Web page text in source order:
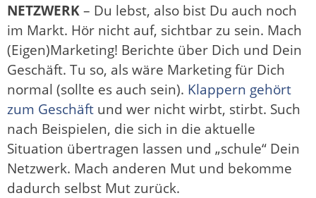
NETZWERK– Du lebst, also bist Du auch noch
im Markt. Hör nicht auf, sichtbar zu sein. Mach
(Eigen)Marketing! Berichte über Dich und Dein
Geschäft. Tu so, als wäre Marketing für Dich
normal (sollte es auch sein). Klappern gehört
zum Geschäft und wer nicht wirbt, stirbt. Such
nach Beispielen, die sich in die aktuelle
Situation übertragen lassen und „schule“ Dein
Netzwerk. Mach anderen Mut und bekomme
dadurch selbst Mut zurück.